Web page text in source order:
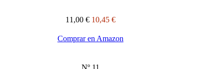
11,00 € 10,45 €
Comprar en Amazon